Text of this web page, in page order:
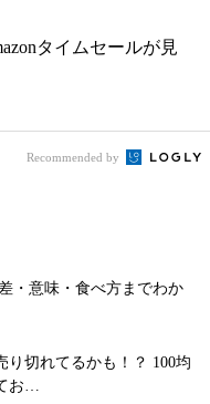
タイムセールが見
Recommended by
・意味・食べ方までわか
り切れてるかも！？ 100均
お…